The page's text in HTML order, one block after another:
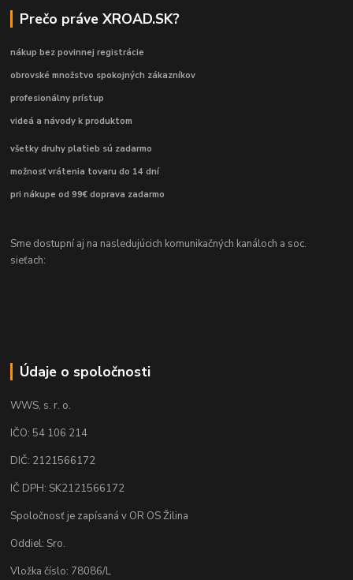
Prečo práve XROAD.SK?
nákup bez povinnej registrácie
obrovské množstvo spokojných zákazníkov
profesionálny prístup
videá a návody k produktom
všetky druhy platieb sú zadarmo
možnosť vrátenia tovaru do 14 dní
pri nákupe od 99€ doprava zadarmo
Sme dostupní aj na nasledujúcich komunikačných kanáloch a soc.
sieťach:
Údaje o spoločnosti
WWS, s. r. o.
IČO: 54 106 214
DIČ: 2121566172
IČ DPH: SK2121566172
Spoločnosť je zapísaná v OR OS Žilina
Oddiel: Sro.
Vložka číslo: 78086/L